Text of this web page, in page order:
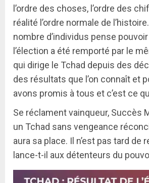
l’ordre des choses, l’ordre des
réalité l’ordre normale de
nombre d’individus pense
l’élection a été remporté par le
qui dirige le Tchad depuis des
des résultats que l’on connaît et
avons promis à tous et c’est ce
Se réclament vainqueur, Succès
un Tchad sans vengeance
aura sa place. Il n’est pas tard de
lance-t-il aux détenteurs du